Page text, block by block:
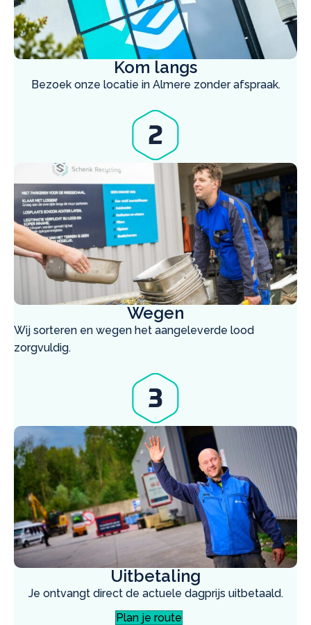
Kom langs
Bezoek onze locatie in Almere zonder afspraak.
Wegen
Wij sorteren en wegen het aangeleverde lood
zorgvuldig.
Uitbetaling
Je ontvangt direct de actuele dagprijs uitbetaald.
Plan je route